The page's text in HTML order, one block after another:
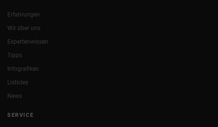
Erfahrungen
Wir über uns
Expertenwissen
Tipps
Infografiken
Listicles
News
SERVICE